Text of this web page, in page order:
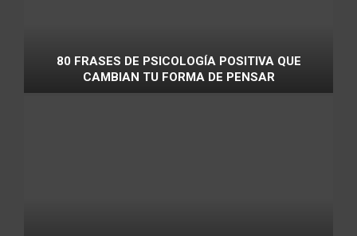
80 FRASES DE PSICOLOGÍA POSITIVA QUE
CAMBIAN TU FORMA DE PENSAR